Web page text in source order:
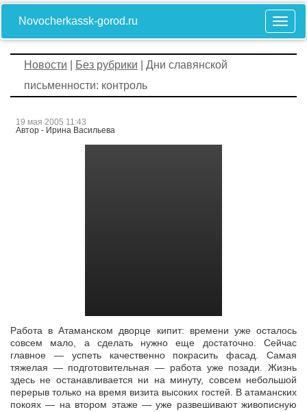
Novocherkassk-gorod.ru
Новости Без рубрики | Дни славянской
письменности: контроль
19 мая 2005 11:43
Автор - Ирина Васильева
Работа в Атаманском дворце кипит: времени уже осталось
совсем мало, а сделать нужно еще достаточно. Сейчас
главное — успеть качественно покрасить фасад. Самая
тяжелая — подготовительная — работа ужепозади. Жизнь
здесь не останавливается ни на минуту, совсем небольшой
перерыв только на время визита высоких гостей. В атаманских
покоях — на втором этаже — уже развешивают живописную